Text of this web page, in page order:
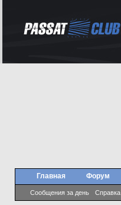
Главная Форум
Сообщения за день Справка